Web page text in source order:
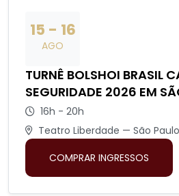
15 - 16
AGO
TURNÊ BOLSHOI BRASIL
SEGURIDADE 2026 EM
16h - 20h
Teatro Liberdade — São
COMPRAR INGRESSOS